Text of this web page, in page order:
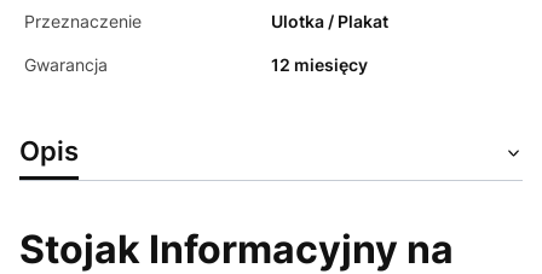
Przeznaczenie Ulotka / Plakat
Gwarancja 12 miesięcy
Opis
Stojak Informacyjny na